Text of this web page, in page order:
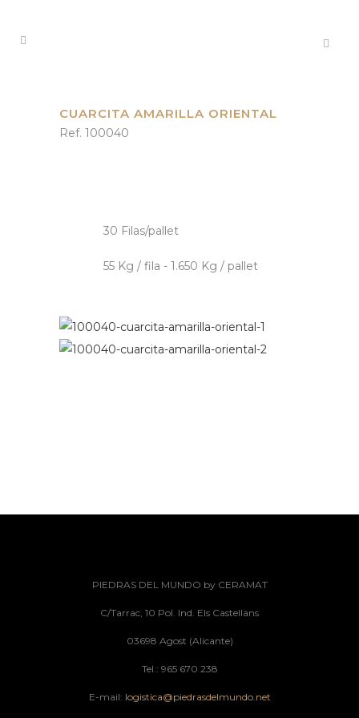
CUARCITA AMARILLA ORIENTAL
Ref. 100040
30 Filas/pallet
55 Kg / fila - 1.650 Kg / pallet
PIEDRAS DEL MUNDO by CERAMAT
C/Tarrac, 10 Pol. Ind. Els Castellans
03698 Agost (Alicante)
Tel.: 965 670 238
E-mail: logistica@piedrasdelmundo.net